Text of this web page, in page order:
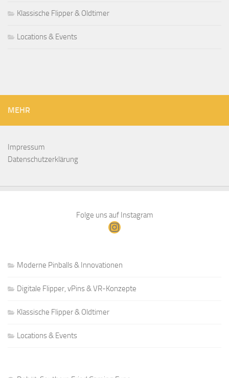
Klassische Flipper & Oldtimer
Locations & Events
MEHR
Impressum
Datenschutzerklärung
Folge uns auf Instagram
Instagram
Moderne Pinballs & Innovationen
Digitale Flipper, vPins & VR-Konzepte
Klassische Flipper & Oldtimer
Locations & Events